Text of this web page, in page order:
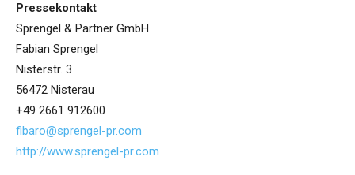
Pressekontakt
Sprengel & Partner GmbH
Fabian Sprengel
Nisterstr. 3
56472 Nisterau
+49 2661 912600
fibaro@sprengel-pr.com
http://www.sprengel-pr.com